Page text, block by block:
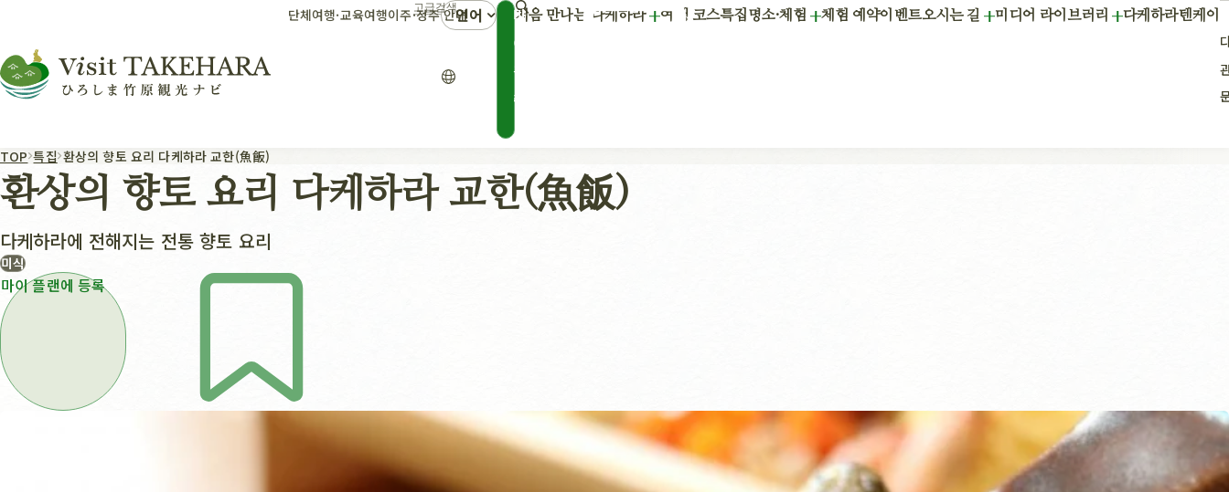
단체여행·교육여행이주·정주 안내언어
마
이
플
랜
처음 만나는 다케하라 여행 코스특집명소·체험 체험 예약이벤트오시는 길 미디어 라이브러리 다케하라텐케이
TOP 특집 환상의 향토 요리 다케하라 교한(魚飯)
환상의 향토 요리 다케하라 교한(魚飯)
다케하라에 전해지는 전통 향토 요리
미식
마이 플랜에 등록